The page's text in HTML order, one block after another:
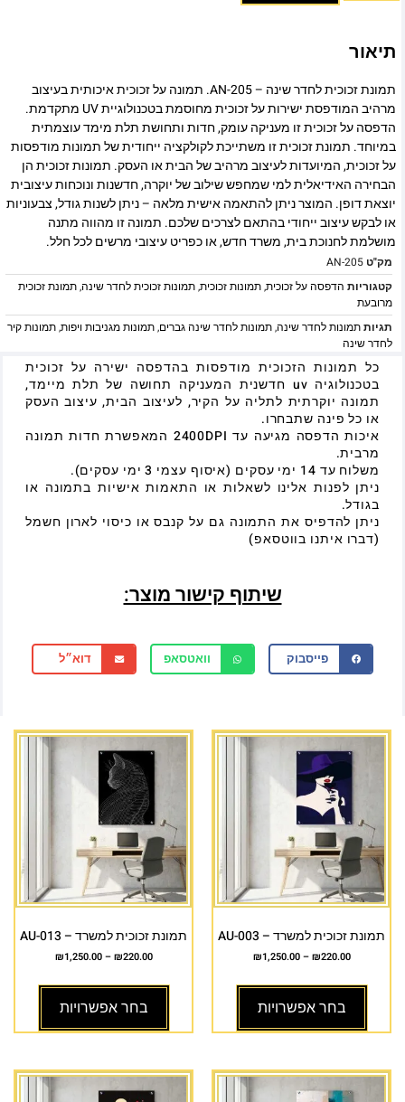
תיאור
תמונת זכוכית לחדר שינה – AN-205. תמונה על זכוכית איכותית בעיצוב
מרהיב המודפסת ישירות על זכוכית מחוסמת בטכנולוגיית UV מתקדמת.
הדפסה על זכוכית זו מעניקה עומק, חדות ותחושת תלת מימד עוצמתית
במיוחד. תמונת זכוכית זו משתייכת לקולקציה ייחודית של תמונות מודפסות
על זכוכית, המיועדות לעיצוב מרהיב של הבית או העסק. תמונות זכוכית הן
הבחירה האידיאלית למי שמחפש שילוב של יוקרה, חדשנות ונוכחות עיצובית
יוצאת דופן. המוצר ניתן להתאמה אישית מלאה – ניתן לשנות גודל, צבעוניות
או לבקש עיצוב ייחודי בהתאם לצרכים שלכם. תמונה זו מהווה מתנה
מושלמת לחנוכת בית, משרד חדש, או כפריט עיצובי מרשים לכל חלל.
מק"טAN-205
קטגוריות הדפסה על זכוכית,תמונות זכוכית,תמונות זכוכית לחדר שינה,תמונת זכוכית
מרובעת
תגיותתמונות לחדר שינה,תמונות לחדר שינה גברים,תמונות מגניבות ויפות,תמונות קיר
לחדר שינה
כל תמונות הזכוכית מודפסות בהדפסה ישירה על זכוכית
בטכנולוגיה uv חדשנית המעניקה תחושה של תלת מיימד,
תמונה יוקרתית לתליה על הקיר, לעיצוב הבית, עיצוב העסק
או כל פינה שתבחרו.
איכות הדפסה מגיעה עד 2400DPI המאפשרת חדות תמונה
מרבית.
משלוח עד 14 ימי עסקים (איסוף עצמי 3 ימי עסקים).
ניתן לפנות אלינו לשאלות או התאמות אישיות בתמונה או
בגודל.
ניתן להדפיס את התמונה גם על קנבס או כיסוי לארון חשמל
(דברו איתנו בווטסאפ)
שיתוף קישור מוצר:
פייסבוק וואטסאפ דוא״ל
תמונת זכוכית למשרד – AU-003
₪220.00
–
₪1,250.00
בחר אפשרויות
תמונת זכוכית למשרד – AU-013
₪220.00
–
₪1,250.00
בחר אפשרויות